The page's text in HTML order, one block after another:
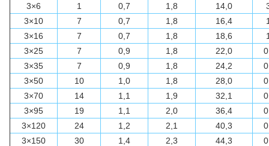
3×6
1 0,7 1,8 14,0
3×10
7 0,7 1,8 16,4
3×16
7 0,7 1,8 18,6
3×25
7 0,9 1,8 22,0
3×35
7 0,9 1,8 24,2
3×50
10 1,0 1,8 28,0
3×70
14 1,1 1,9 32,1
3×95
19 1,1 2,0 36,4
3×120
24 1,2 2,1 40,3
3×150
30 1,4 2,3 44,3